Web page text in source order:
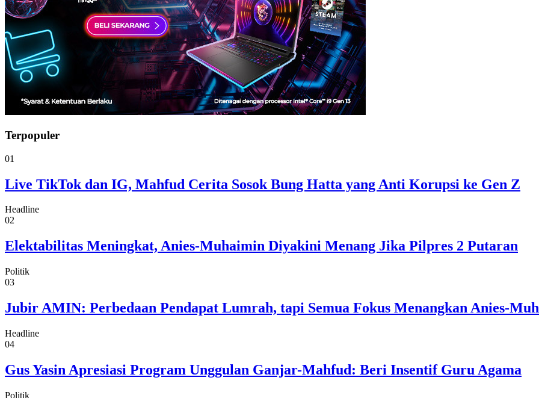
Terpopuler
01
Live TikTok dan IG, Mahfud Cerita Sosok Bung Hatta yang Anti Korupsi ke Gen Z
Headline
02
Elektabilitas Meningkat, Anies-Muhaimin Diyakini Menang Jika Pilpres 2 Putaran
Politik
03
Jubir AMIN: Perbedaan Pendapat Lumrah, tapi Semua Fokus Menangkan Anies-
Headline
04
Gus Yasin Apresiasi Program Unggulan Ganjar-Mahfud: Beri Insentif Guru Agama
Politik